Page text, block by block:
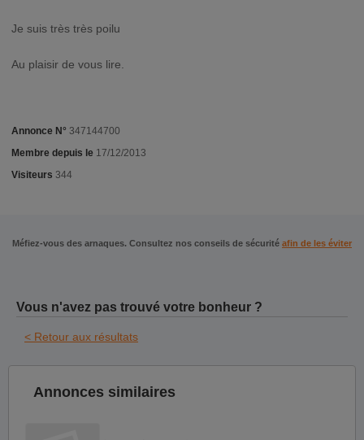
Je suis très très poilu
Au plaisir de vous lire.
Annonce N° 347144700
Membre depuis le 17/12/2013
Visiteurs 344
Méfiez-vous des arnaques. Consultez nos conseils de sécurité afin de les éviter
Vous n'avez pas trouvé votre bonheur ?
< Retour aux résultats
Annonces similaires